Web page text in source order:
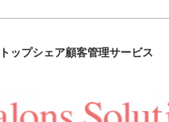
ップシェア顧客管理サービス